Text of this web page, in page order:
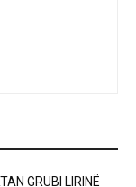
GRUBI LIRINË